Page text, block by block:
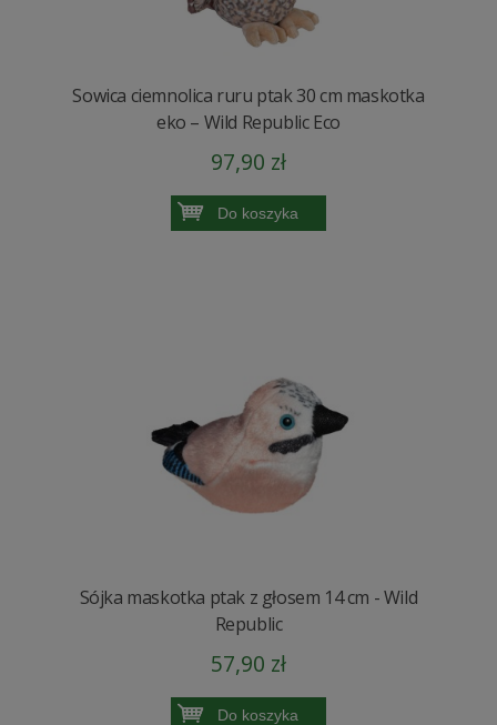
Sowica ciemnolica ruru ptak 30 cm maskotka
eko – Wild Republic Eco
97,90 zł
Do koszyka
Sójka maskotka ptak z głosem 14 cm - Wild
Republic
57,90 zł
Do koszyka